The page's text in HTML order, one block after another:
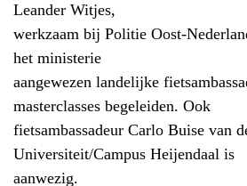
Leander Witjes,
werkzaam bij Politie Oost-
het ministerie
aangewezen landelijke
masterclasses begeleiden. Ook
fietsambassadeur Carlo Buise van
Universiteit/Campus Heijendaal is
aanwezig.